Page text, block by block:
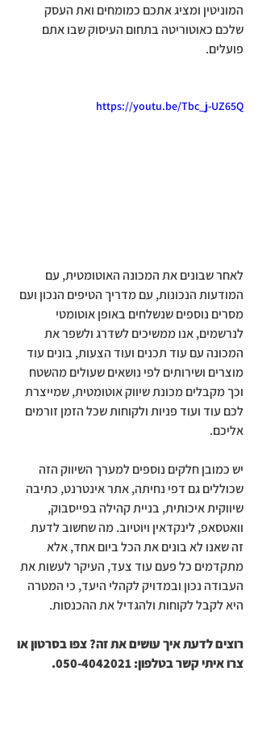
המוניטין ומציג אתכם כמומחים ואת העסק
שלכם כאוטוריטה בתחום העיסוק שבו אתם
פועלים.
https://youtu.be/Tbc_j-UZ65Q
לאחר שבונים את המכונה האוטומטית, עם
המודעות הנכונות, עם מדריך הטיפים הנכון ועם
מסרים נוספים שנשלחים באופן אוטומטי
לנרשמים, אנו ממשיכים לשדרג ולשפר את
המכונה עם עוד תכנים ועוד הצעות, בונים עוד
מוצרים ושירותים לפי נושאים שעולים מהשטח
וכך מקבלים מכונת שיווק אוטומטית, שמייצרת
לכם עוד ועוד פניות ולקוחות שכל הזמן זורמים
אליכם.
יש כמובן חלקים נוספים למערך השיווק הזה
שכוללים גם דפי נחיתה, אתר אינטרנט, כתיבה
שיווקית איכותית, בניית קהילה בפייסבוק,
וואטסאפ, לינקדאין ויוטיוב. מה שחשוב לדעת
זה שאנו לא בונים את הכל ביום אחד, אלא
מתקדמים כל פעם עוד צעד, העיקר לעשות את
העבודה נכון ובמדויק לקהלי היעד, כי המטרה
היא לקבל לקוחות ולהגדיל את ההכנסות.
רוצים לדעת איך עושים את זה? צפו בסרטון או
צרו איתי קשר בטלפון: 050-4042021.